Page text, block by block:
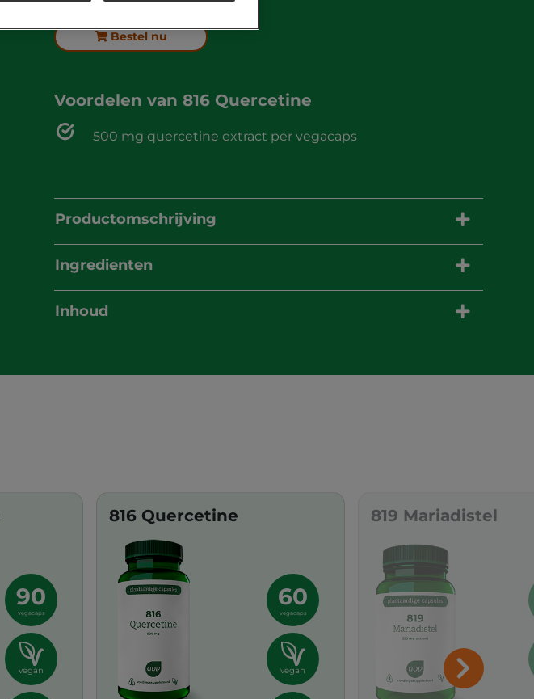
Bestel nu
Voordelen van 816 Quercetine
500 mg quercetine extract per vegacaps
Productomschrijving
Ingredienten
Inhoud
90
vegacaps
vegan
816 Quercetine
60
vegacaps
vegan
819 Mariadistel